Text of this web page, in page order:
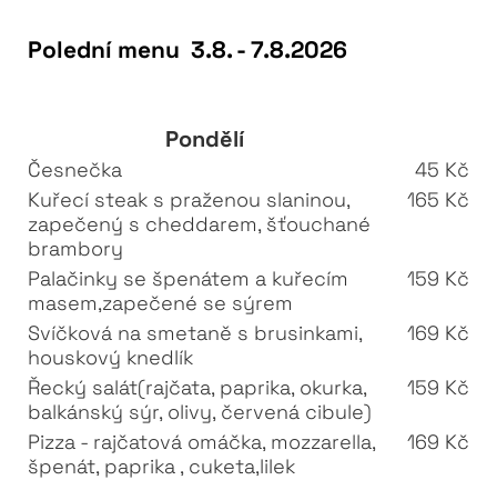
Polední menu 3.8. - 7.8.2026
Pondělí
Česnečka
45 Kč
Kuřecí steak s praženou slaninou,
zapečený s cheddarem, šťouchané
brambory
165 Kč
Palačinky se špenátem a kuřecím
masem,zapečené se sýrem
159 Kč
Svíčková na smetaně s brusinkami,
houskový knedlík
169 Kč
Řecký salát(rajčata, paprika, okurka,
balkánský sýr, olivy, červená cibule)
159 Kč
Pizza - rajčatová omáčka, mozzarella,
špenát, paprika , cuketa,lilek
169 Kč